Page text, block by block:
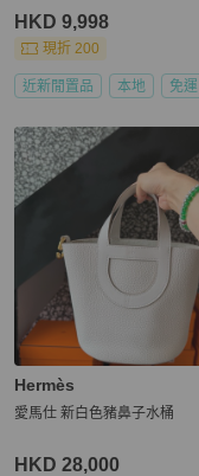
HKD 9,998
現折 200
近新閒置品 本地 免運
Hermès
愛馬仕 新白色豬鼻子水桶
HKD 28,000